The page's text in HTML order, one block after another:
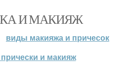
И МАКИЯЖ
виды макияжа и причесок
прически и макияж